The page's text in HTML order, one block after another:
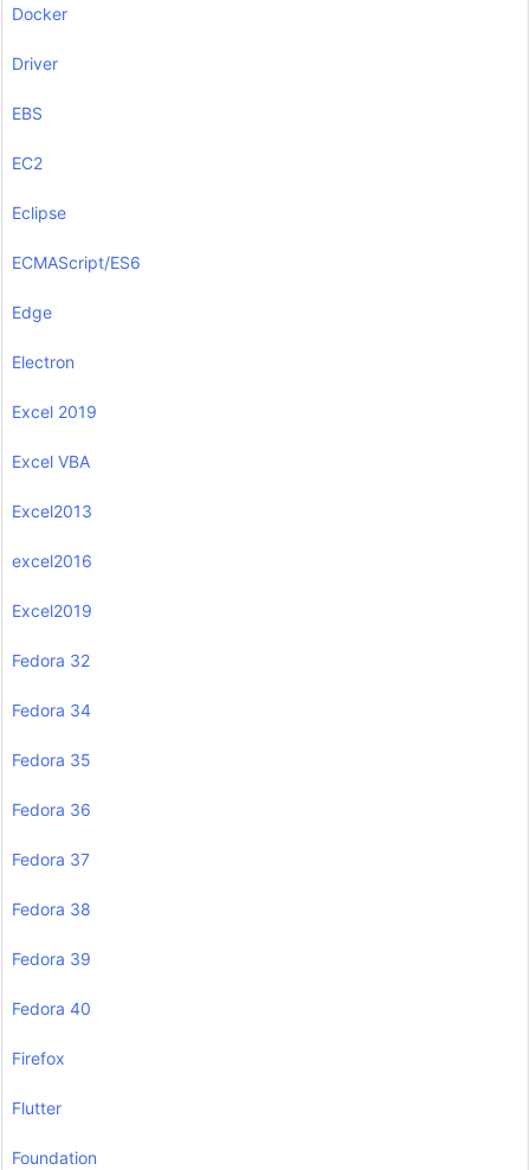
Docker
Driver
EBS
EC2
Eclipse
ECMAScript/ES6
Edge
Electron
Excel 2019
Excel VBA
Excel2013
excel2016
Excel2019
Fedora 32
Fedora 34
Fedora 35
Fedora 36
Fedora 37
Fedora 38
Fedora 39
Fedora 40
Firefox
Flutter
Foundation